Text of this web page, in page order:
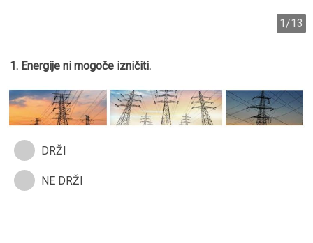
1/13
1. Energije ni mogoče izničiti.
DRŽI
NE DRŽI